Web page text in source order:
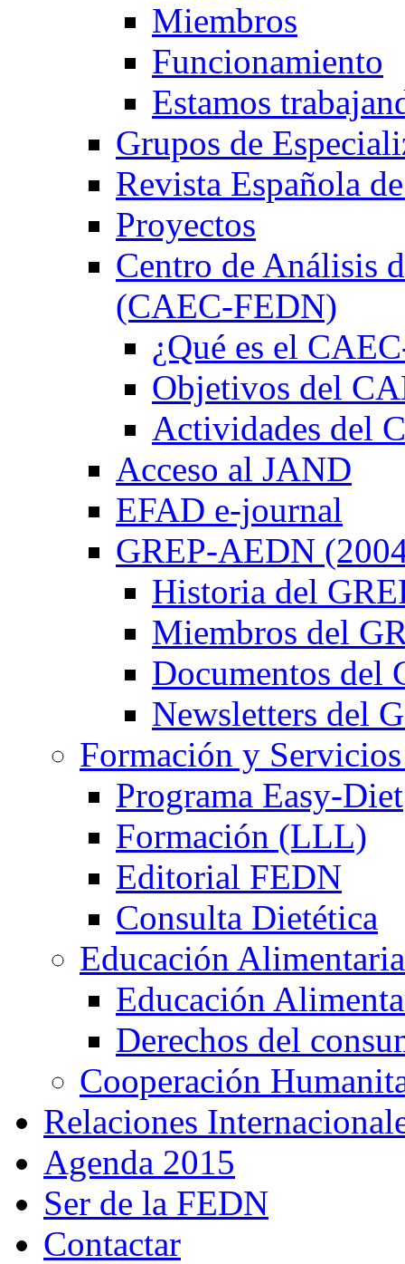
Miembros
Funcionamiento
Estamos
Grupos de
Revista Española
Proyectos
Centro de Análisis
(CAEC-FEDN)
¿Qué es el
Objetivos del
Actividades del
Acceso al JAND
EFAD e-journal
GREP-AEDN
Historia del
Miembros del
Documentos del
Newsletters del
Formación y
Programa Easy-Diet
Formación (LLL)
Editorial FEDN
Consulta Dietética
Educación Alimentaria
Educación
Derechos del
Cooperación
Relaciones
Agenda 2015
Ser de la FEDN
Contactar